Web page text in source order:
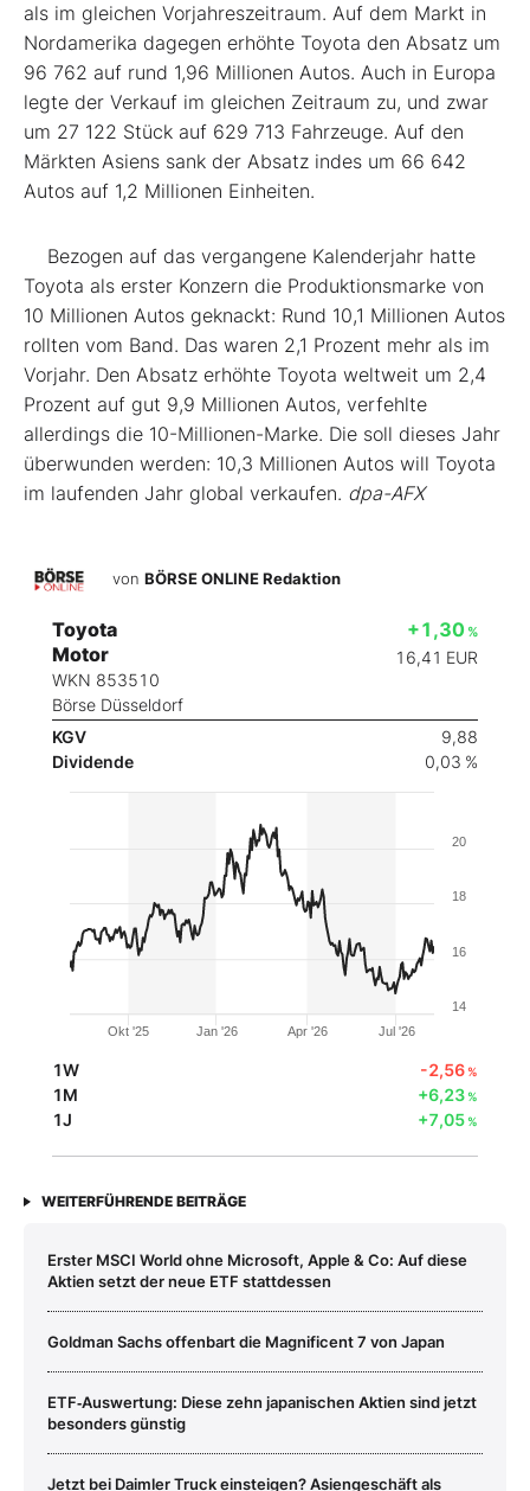
als im gleichen Vorjahreszeitraum. Auf dem Markt in
Nordamerika dagegen erhöhte Toyota den Absatz um
96 762 auf rund 1,96 Millionen Autos. Auch in Europa
legte der Verkauf im gleichen Zeitraum zu, und zwar
um 27 122 Stück auf 629 713 Fahrzeuge. Auf den
Märkten Asiens sank der Absatz indes um 66 642
Autos auf 1,2 Millionen Einheiten.
Bezogen auf das vergangene Kalenderjahr hatte
Toyota als erster Konzern die Produktionsmarke von
10 Millionen Autos geknackt: Rund 10,1 Millionen Autos
rollten vom Band. Das waren 2,1 Prozent mehr als im
Vorjahr. Den Absatz erhöhte Toyota weltweit um 2,4
Prozent auf gut 9,9 Millionen Autos, verfehlte
allerdings die 10-Millionen-Marke. Die soll dieses Jahr
überwunden werden: 10,3 Millionen Autos will Toyota
im laufenden Jahr global verkaufen. dpa-AFX
von BÖRSE ONLINE Redaktion
Toyota
Motor
WKN 853510
Börse Düsseldorf
+1,30 %
16,41 EUR
KGV
9,88
Dividende
0,03 %
Okt '25 Jan '26 Apr '26 Jul '26
14
16
18
20
1W -2,56%
1M +6,23%
1J +7,05%
WEITERFÜHRENDE BEITRÄGE
Erster MSCI World ohne Microsoft, Apple & Co: Auf diese
Aktien setzt der neue ETF stattdessen
Goldman Sachs offenbart die Magnificent 7 von Japan
ETF‑Auswertung: Diese zehn japanischen Aktien sind jetzt
besonders günstig
Jetzt bei Daimler Truck einsteigen? Asiengeschäft als